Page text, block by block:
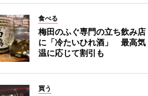
食べる
梅田のふぐ専門の立ち飲み店
に「冷たいひれ酒」 最高気
温に応じて割引も
買う